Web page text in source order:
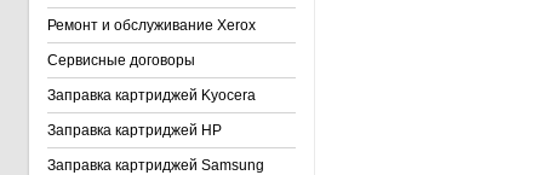
Ремонт и обслуживание Xerox
Сервисные договоры
Заправка картриджей Kyocera
Заправка картриджей HP
Заправка картриджей Samsung